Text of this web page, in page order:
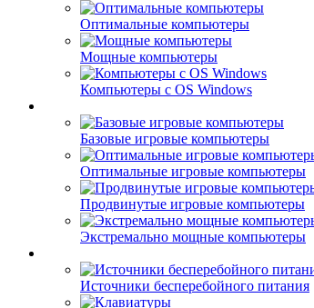
Оптимальные компьютеры
Мощные компьютеры
Компьютеры с OS Windows
Базовые игровые компьютеры
Оптимальные игровые компьютеры
Продвинутые игровые компьютеры
Экстремально мощные компьютеры
Источники бесперебойного питания